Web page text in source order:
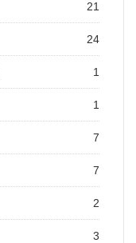
21
24
1
1
7
7
2
3